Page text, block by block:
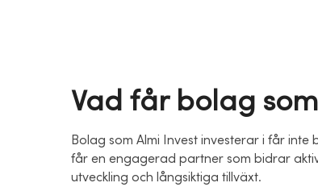
Vad får bolag
Bolag som Almi Invest investerar i får inte
får en engagerad partner som bidrar
utveckling och långsiktiga tillväxt.